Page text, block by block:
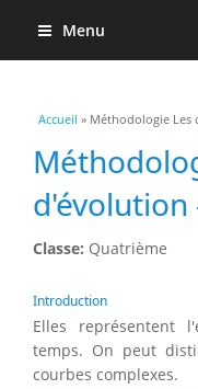
Menu
Vous êtes ici
Accueil » Méthodologie Les
d'évolution
Classe: Quatrième
Introduction
Elles représentent
temps. On peut
courbes complexes.